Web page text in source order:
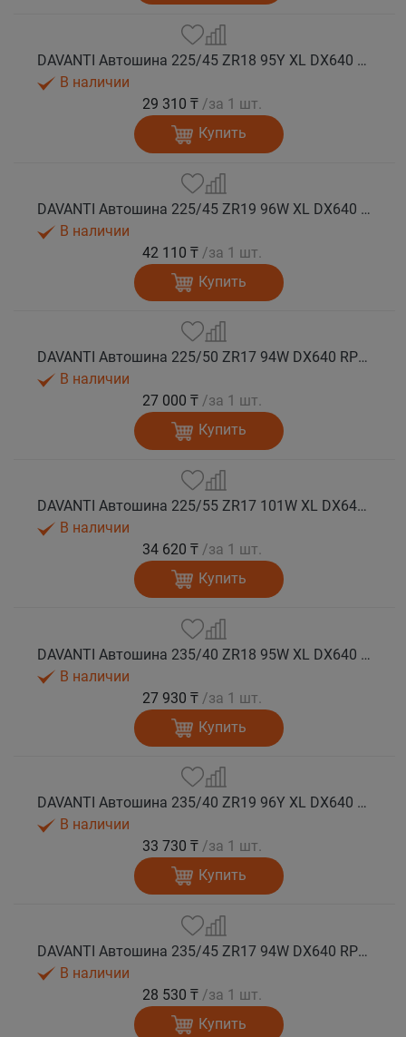
DAVANTI Автошина 225/45 ZR18 95Y XL DX640 RPR лето (Таиланд)
В наличии
29 310 ₸ /за 1 шт.
Купить
DAVANTI Автошина 225/45 ZR19 96W XL DX640 RPR лето (Таиланд)
В наличии
42 110 ₸ /за 1 шт.
Купить
DAVANTI Автошина 225/50 ZR17 94W DX640 RPR лето
В наличии
27 000 ₸ /за 1 шт.
Купить
DAVANTI Автошина 225/55 ZR17 101W XL DX640 RPR лето
В наличии
34 620 ₸ /за 1 шт.
Купить
DAVANTI Автошина 235/40 ZR18 95W XL DX640 RPR лето
В наличии
27 930 ₸ /за 1 шт.
Купить
DAVANTI Автошина 235/40 ZR19 96Y XL DX640 RPR лето
В наличии
33 730 ₸ /за 1 шт.
Купить
DAVANTI Автошина 235/45 ZR17 94W DX640 RPR лето
В наличии
28 530 ₸ /за 1 шт.
Купить